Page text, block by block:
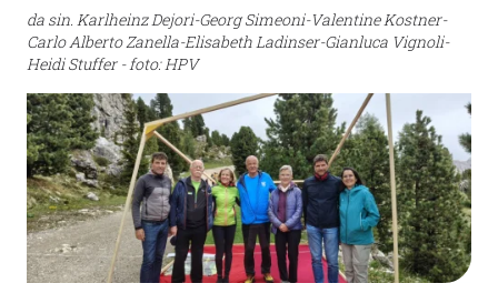
da sin. Karlheinz Dejori-Georg Simeoni-Valentine Kostner-
Carlo Alberto Zanella-Elisabeth Ladinser-Gianluca Vignoli-
Heidi Stuffer - foto: HPV